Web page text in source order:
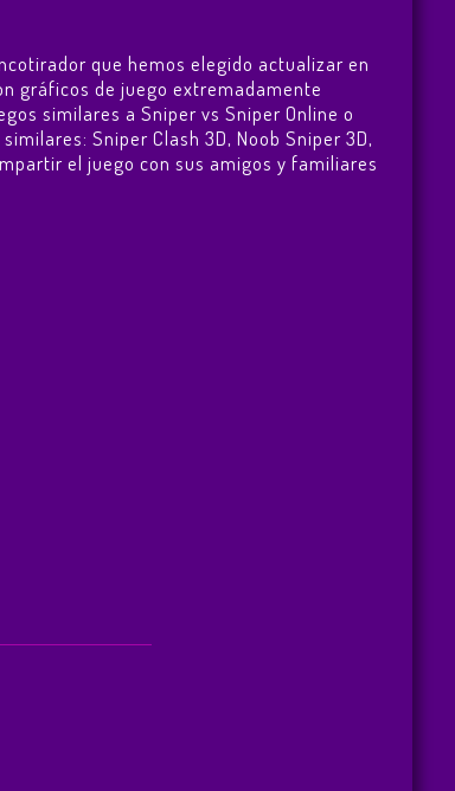
que hemos elegido actualizar en
gráficos de juego extremadamente
similares a Sniper vs Sniper Online o
Sniper Clash 3D, Noob Sniper 3D,
el juego con sus amigos y familiares